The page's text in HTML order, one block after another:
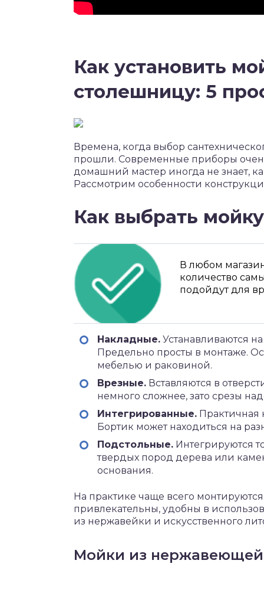
Как установить
столешницу: 5
Времена, когда выбор
прошли. Современные приборы
домашний мастер иногда не знает,
Рассмотрим особенности
Как выбрать
В любом
количество
подойдут для
Накладные. Устанавливаются
Предельно просты в монтаже.
мебелью и раковиной.
Врезные. Вставляются в
немного сложнее, зато срезы
Интегрированные. Практичная
Бортик может находиться на
Подстольные. Интегрируются
твердых пород дерева или
основания.
На практике чаще всего
привлекательны, удобны в
из нержавейки и искусственного
Мойки из нержавеющей